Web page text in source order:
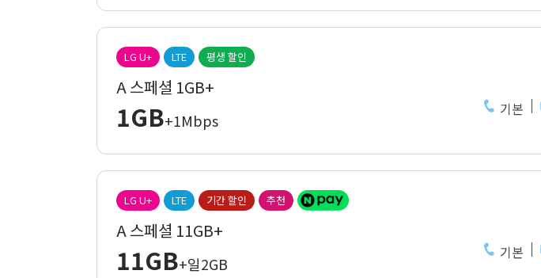
LG U+ LTE 평생 할인
A 스페셜 1GB+
1GB+1Mbps
기본
LG U+ LTE 기간 할인 추천
A 스페셜 11GB+
11GB+일2GB
기본